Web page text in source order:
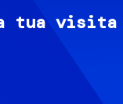
visita